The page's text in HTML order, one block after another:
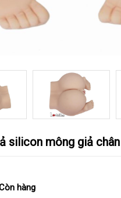
silicon mông giả
hàng